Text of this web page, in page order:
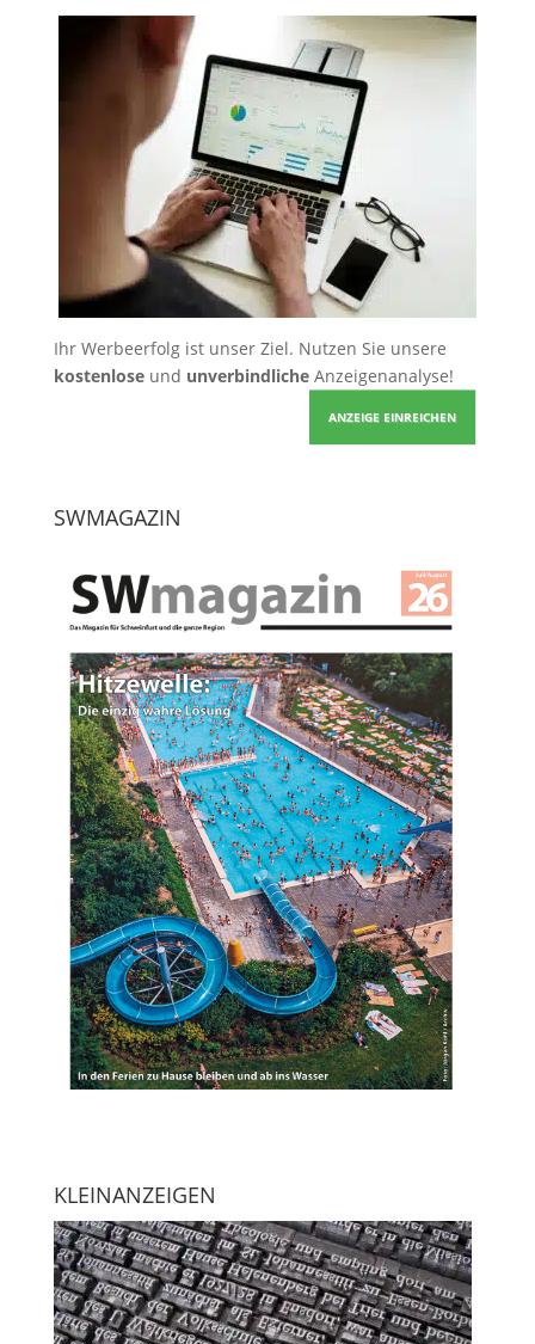
Ihr Werbeerfolg ist unser Ziel. Nutzen Sie unsere
kostenloseund unverbindlicheAnzeigenanalyse!
ANZEIGE EINREICHEN
SWMAGAZIN
KLEINANZEIGEN